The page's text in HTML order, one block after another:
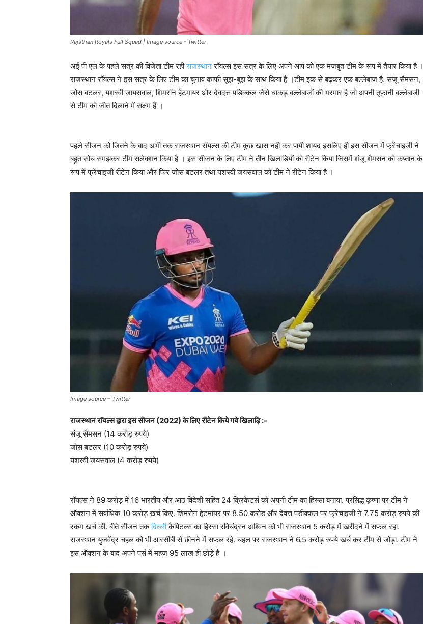
Rajsthan Royals Full Squad | Image source - Twitter
अई पी एल के पहले सत्र की विजेता टीम रहीराजस्थानराॅयल्स इस सत्र के लिए अपने आप को एक मजबुत टीम के रूप में तैयार किया है ।
राजस्थान राॅयल्स ने इस सत्र के लिए टीम का चुनाव काफी सूझ-बुझ के साथ किया है ।टीम इक से बढ़कर एक बल्लेबाज है. संजू सैमसन,
जोस बटलर, यशस्वी जायसवाल, शिमरॉन हेटमायर और देवदत्त पडिक्कल जैसे धाकड़ बल्लेबाजों की भरमार है जो अपनी तूफानी बल्लेबाजी
से टीम को जीत दिलाने में सक्षम हैं ।
पहले सीजन को जितने के बाद अभी तक राजस्थान राॅयल्स की टीम कुछ खास नही कर पायी शायद इसलिए ही इस सीजन में फ्रेंचाइजी ने
बहुत सोच समझकर टीम सलेक्शन किया है । इस सीजन के लिए टीम ने तीन खिलाड़ियों को रीटेन किया जिसमें शंजू शैमसन को कप्तान के
रूप में फ्रेंचाइजी रीटेन किया और फिर जोस बटलर तथा यशस्वी जयसवाल को टीम ने रीटेन किया है ।
Image source – Twitter
राजस्थान राॅयल्स द्वारा इस सीजन (2022) के लिए रीटेन किये गये खिलाड़ि :-
संजू सैमसन (14 करोड़ रुपये)
जोस बटलर (10 करोड़ रुपये)
यशस्वी जयसवाल (4 करोड़ रुपये)
रॉयल्स ने 89 करोड़ में 16 भारतीय और आठ विदेशी सहित 24 क्रिकेटर्स को अपनी टीम का हिस्सा बनाया. प्रसिद्ध कृष्णा पर टीम ने
ऑक्शन में सर्वाधिक 10 करोड़ खर्च किए. शिमरोन हेटमायर पर 8.50 करोड़ और देवत्त पडीक्कल पर फ्रेंचाइजी ने 7.75 करोड़ रुपये की
रकम खर्च की. बीते सीजन तकदिल्लीकैपिटल्स का हिस्सा रविचंद्रन अश्विन को भी राजस्थान 5 करोड़ में खरीदने में सफल रहा.
राजस्थान युजवेंद्र चहल को भी आरसीबी से छीनने में सफल रहे. चहल पर राजस्थान ने 6.5 करोड़ रुपये खर्च कर टीम से जोड़ा. टीम ने
इस ऑक्शन के बाद अपने पर्स में महज 95 लाख ही छोड़े हैं ।